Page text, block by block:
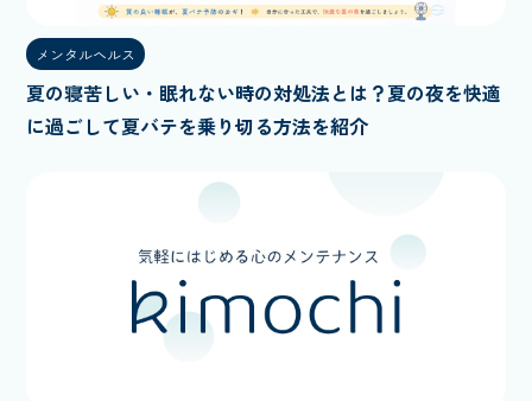
メンタルヘルス
夏の寝苦しい・眠れない時の対処法とは？夏の夜を快適
に過ごして夏バテを乗り切る方法を紹介